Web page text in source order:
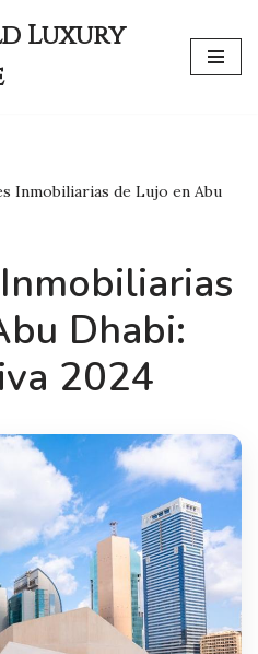
Luxury
Inmobiliarias de Lujo en Abu
Dhabi:
2024